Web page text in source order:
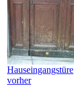
Hauseingangstüre
vorher